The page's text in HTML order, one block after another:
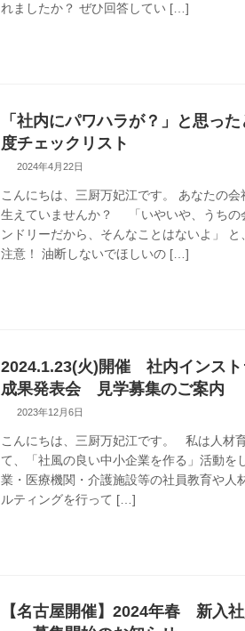
れましたか？ ぜひ回答してい […]
「社内にパワハラが？」と思っ
度チェックリスト
2024年4月22日
こんにちは、三厨万妃江です。 あなたの会
生えていませんか？ 「いやいや、うちの
ンドリーだから、そんなことはないよ」
注意！ 油断しないでほしいの […]
2024.1.23(火)開催 社内インスト
成果発表会 見学募集のご案内
2023年12月6日
こんにちは、三厨万妃江です。 私は人材
て、「社風の良い中小企業を作る」活動を
業・医療機関・介護施設等の社員教育や人
ルティングを行って […]
【名古屋開催】2024年春 新入